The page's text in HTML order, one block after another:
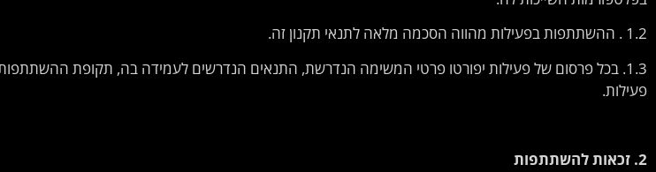
1.2 . ההשתתפות בפעילות מהווה הסכמה מלאה לתנאי תקנון זה.
1.3. בכל פרסום של פעילות יפורטו פרטי המשימה הנדרשת, התנאים הנדרשים לעמידה בה, תקופת
פעילות.
2. זכאותלהשתתפות